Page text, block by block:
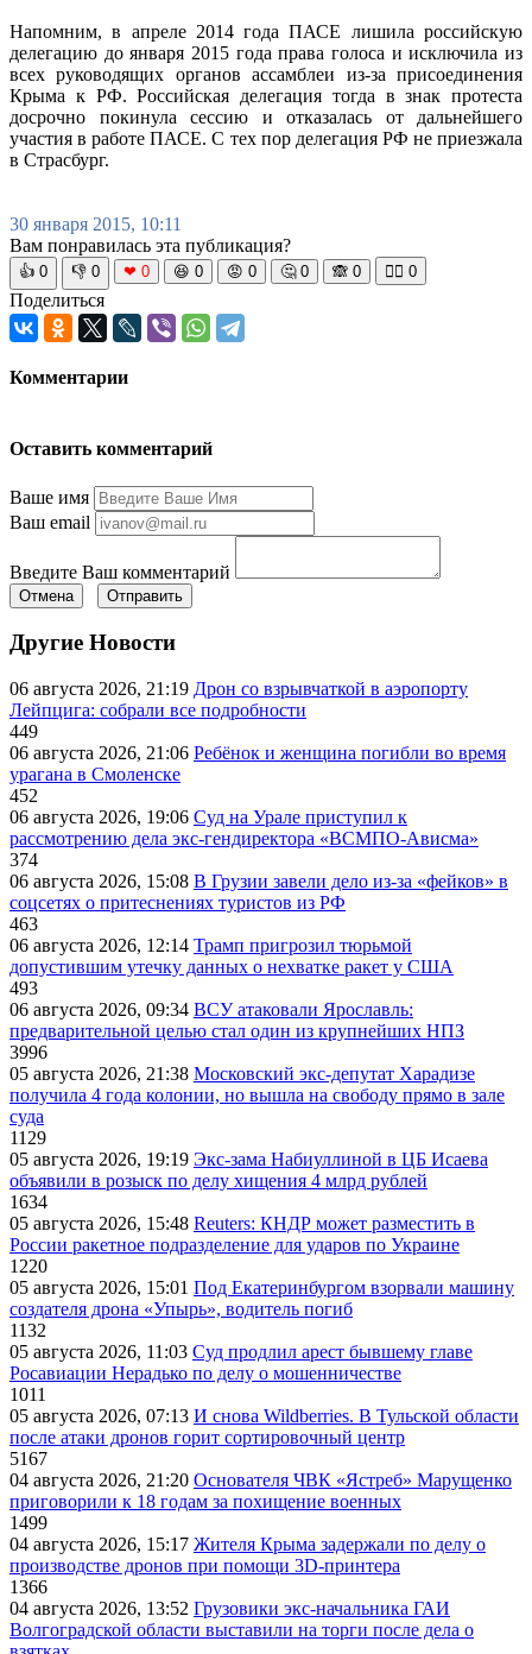
Напомним, в апреле 2014 года ПАСЕ лишила российскую
делегацию до января 2015 года права голоса и исключила из
всех руководящих органов ассамблеи из-за присоединения
Крыма к РФ. Российская делегация тогда в знак протеста
досрочно покинула сессию и отказалась от дальнейшего
участия в работе ПАСЕ. С тех пор делегация РФ не приезжала
в Страсбург.
30 января 2015, 10:11
Вам понравилась эта публикация?
👍 0 👎 0 ❤ 0 😆 0 😡 0 🤔 0 🙈 0 🧘‍♀️ 0
Поделиться
Комментарии
Оставить комментарий
Ваше имя
Ваш email
Введите Ваш комментарий
Отмена Отправить
Другие Новости
06 августа 2026, 21:19 Дрон со взрывчаткой в аэропорту
Лейпцига: собрали все подробности
449
06 августа 2026, 21:06 Ребёнок и женщина погибли во время
урагана в Смоленске
452
06 августа 2026, 19:06 Суд на Урале приступил к
рассмотрению дела экс-гендиректора «ВСМПО-Ависма»
374
06 августа 2026, 15:08 В Грузии завели дело из-за «фейков» в
соцсетях о притеснениях туристов из РФ
463
06 августа 2026, 12:14 Трамп пригрозил тюрьмой
допустившим утечку данных о нехватке ракет у США
493
06 августа 2026, 09:34 ВСУ атаковали Ярославль:
предварительной целью стал один из крупнейших НПЗ
3996
05 августа 2026, 21:38 Московский экс-депутат Харадизе
получила 4 года колонии, но вышла на свободу прямо в зале
суда
1129
05 августа 2026, 19:19 Экс-зама Набиуллиной в ЦБ Исаева
объявили в розыск по делу хищения 4 млрд рублей
1634
05 августа 2026, 15:48 Reuters: КНДР может разместить в
России ракетное подразделение для ударов по Украине
1220
05 августа 2026, 15:01 Под Екатеринбургом взорвали машину
создателя дрона «Упырь», водитель погиб
1132
05 августа 2026, 11:03 Суд продлил арест бывшему главе
Росавиации Нерадько по делу о мошенничестве
1011
05 августа 2026, 07:13 И снова Wildberries. В Тульской области
после атаки дронов горит сортировочный центр
5167
04 августа 2026, 21:20 Основателя ЧВК «Ястреб» Марущенко
приговорили к 18 годам за похищение военных
1499
04 августа 2026, 15:17 Жителя Крыма задержали по делу о
производстве дронов при помощи 3D‑принтера
1366
04 августа 2026, 13:52 Грузовики экс-начальника ГАИ
Волгоградской области выставили на торги после дела о